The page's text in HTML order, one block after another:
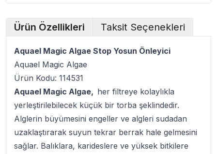
Ürün Özellikleri Taksit Seçenekleri
Aquael Magic Algae Stop Yosun Önleyici
Aquael Magic Algae
Ürün Kodu: 114531
Aquael Magic Algae, her filtreye kolaylıkla
yerleştirilebilecek küçük bir torba şeklindedir.
Alglerin büyümesini engeller ve algleri sudadan
uzaklaştırarak suyun tekrar berrak hale gelmesini
sağlar. Balıklara, karideslere ve yüksek bitkilere